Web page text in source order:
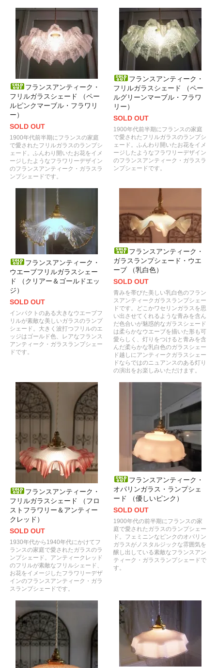
フランスアンティーク・
フリルガラスシェード （ペー
ルピンクマーブル・フラワリ
ー）
SOLD OUT
1900年代前半期にフランスの家庭
で愛されたフリルガラスのランプシ
ェード。ふんわり開いたお花をイメ
ージしたようなフラワリーデザイン
のフランスアンティーク・ガラスラ
ンプシェードです。
フランスアンティーク・
フリルガラスシェード （ペー
ルグリーンマーブル・フラワ
リー）
SOLD OUT
1900年代前半期にフランスの家庭
で愛されたフリルガラスのランプシ
ェード。ふんわり開いたお花をイメ
ージしたようなフラワリーデザイン
のフランスアンティーク・ガラスラ
ンプシェードです。
フランスアンティーク・
ウエーブフリルガラスシェー
ド （クリアー＆ゴールドエッ
ジ）
SOLD OUT
インパクトのある大きなウエーブフ
リルが素敵な美しいガラスのランプ
シェード。大きく波打つフリルのエ
ッジはゴールド色、レアなフランス
アンティーク・ガラスランプシェー
ドです。
フランスアンティーク・
ガラスランプシェード・ウエ
ーブ （乳白色）
SOLD OUT
青みを帯びた美しい乳白色のフラン
スアンティークガラスランプシェー
ドです。どこかワセリンガラスを思
い出させてくれるような青みを含ん
だ色合いが魅惑的なガラスシェード
は柔らかなウエーブを描いた形も可
愛らしく、灯りをつけると青みを含
んだ柔らかな乳白色のガラスシェー
ド越しにアンティークガラスシェー
ドならではのニュアンスのある灯り
の演出をお楽しみいただけます。
フランスアンティーク・
フリルガラスシェード （フロ
ストフラワリー＆アンティー
クレッド）
SOLD OUT
1930年代から1940年代にかけてフ
ランスの家庭で愛されたガラスのラ
ンプシェード。アンティークレッド
のフリルが素敵なフリルシェード、
お花をイメージしたフラワリーデザ
インのフランスアンティーク・ガラ
スランプシェードです。
フランスアンティーク・
オパリンガラス・ランプシェ
ード （優しいピンク）
SOLD OUT
1900年代の前半期にフランスの家
庭で愛されたガラスのランプシェー
ド。フェミニンなピンクのオパリン
ガラスがノスタルジックな雰囲気を
醸し出している素敵なフランスアン
ティーク・ガラスランプシェードで
す。